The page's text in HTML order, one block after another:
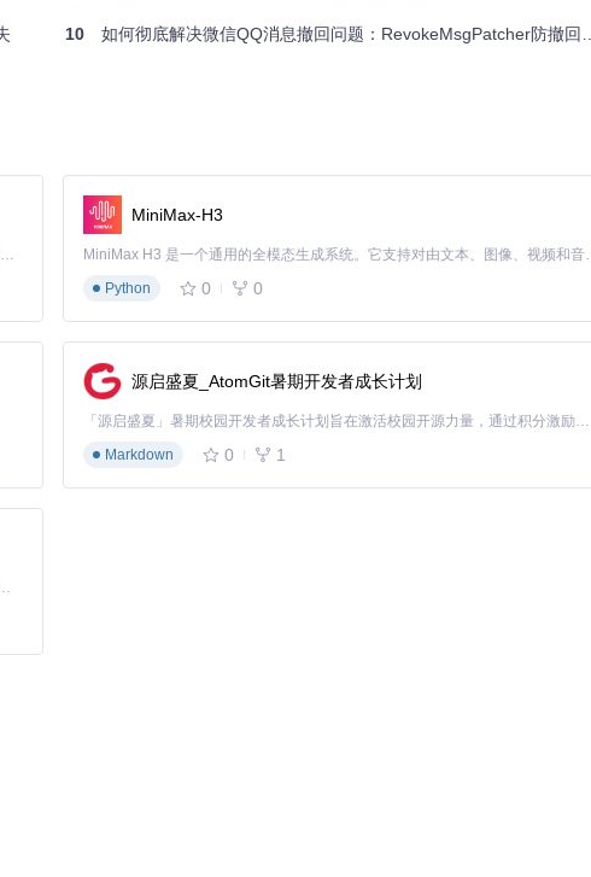
）、QQ（QQ.exe）等进程已终止
件。绿色版用户可点击"手动选择"指定软件根目录。
个程序。点击"分析文件"按钮，工具将验证目标文件完整性。
文件（保存为*.bak），并应用修改。过程中可能出现短暂黑屏，属于正常现
试消息并撤回，验证防撤回功能是否生效。
10 如何彻底解决微信QQ消息撤回问题：RevokeMsgPatcher防撤回工具全攻略
Claude Code 的开源替代方案。连接任意大模型，编辑代码，运行命令，自动验证 — 全自动执行。用 Rust 构建，极致性能。 ｜ An open-source alternative to Claude Code. Connect any LLM, edit code, run commands, and verify changes — autonomously. Built in Rust for speed. Get Started
MiniMax-H3
MiniMax H3 是一个通用的全模态生成系统。它支持对由文本、图像、视频和音
Python
0 0
源启盛夏_AtomGit暑期开发者成长计划
「源启盛夏」暑期校园开发者成长计划旨在激活校园开源力量，通过积分激励、认证扶持、资源倾斜等形式，引导高校组织和开发者完成「入驻 — 建项目 — 做贡献 — 获认证 — 得资源」的完整闭环。无论你是想带领社团入驻平台的组织者，还是希望用代码贡献证明自己的开发者，都能在这里找到属于你的成长路径。
Markdown
0 1
想要完整Xiaozhi体验而无需拥有专用硬件的用户。